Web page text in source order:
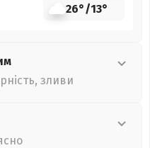
26°/13°
зливи